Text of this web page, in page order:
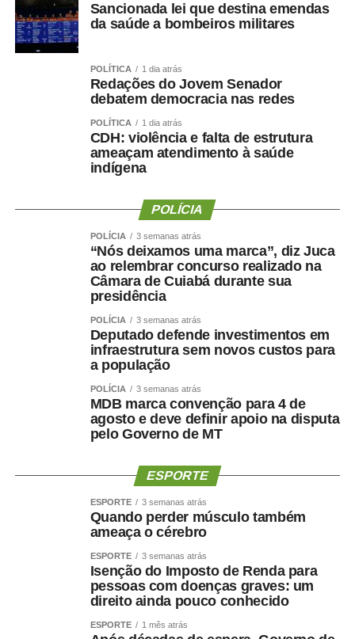
Sancionada lei que destina emendas
da saúde a bombeiros militares
POLÍTICA 1 dia atrás
Redações do Jovem Senador
debatem democracia nas redes
POLÍTICA 1 dia atrás
CDH: violência e falta de estrutura
ameaçam atendimento à saúde
indígena
POLÍCIA
POLÍCIA 3 semanas atrás
“Nós deixamos uma marca”, diz Juca
ao relembrar concurso realizado na
Câmara de Cuiabá durante sua
presidência
POLÍCIA 3 semanas atrás
Deputado defende investimentos em
infraestrutura sem novos custos para
a população
POLÍCIA 3 semanas atrás
MDB marca convenção para 4 de
agosto e deve definir apoio na disputa
pelo Governo de MT
ESPORTE
ESPORTE 3 semanas atrás
Quando perder músculo também
ameaça o cérebro
ESPORTE 3 semanas atrás
Isenção do Imposto de Renda para
pessoas com doenças graves: um
direito ainda pouco conhecido
ESPORTE 1 mês atrás